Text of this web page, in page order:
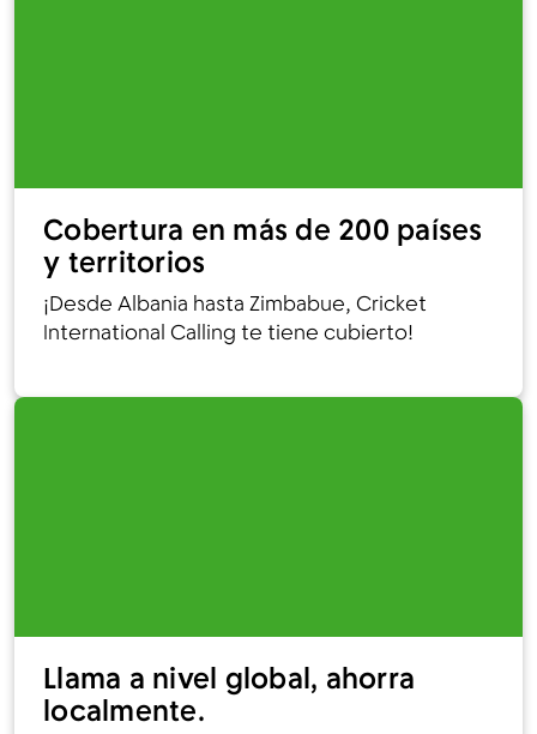
Cobertura en más de 200 países
y territorios
¡Desde Albania hasta Zimbabue, Cricket
International Calling te tiene cubierto!
Llama a nivel global, ahorra
localmente.